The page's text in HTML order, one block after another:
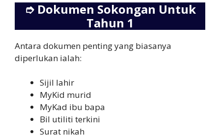
➮ Dokumen Sokongan Untuk
Tahun 1
Antara dokumen penting yang biasanya
diperlukan ialah:
Sijil lahir
MyKid murid
MyKad ibu bapa
Bil utiliti terkini
Surat nikah